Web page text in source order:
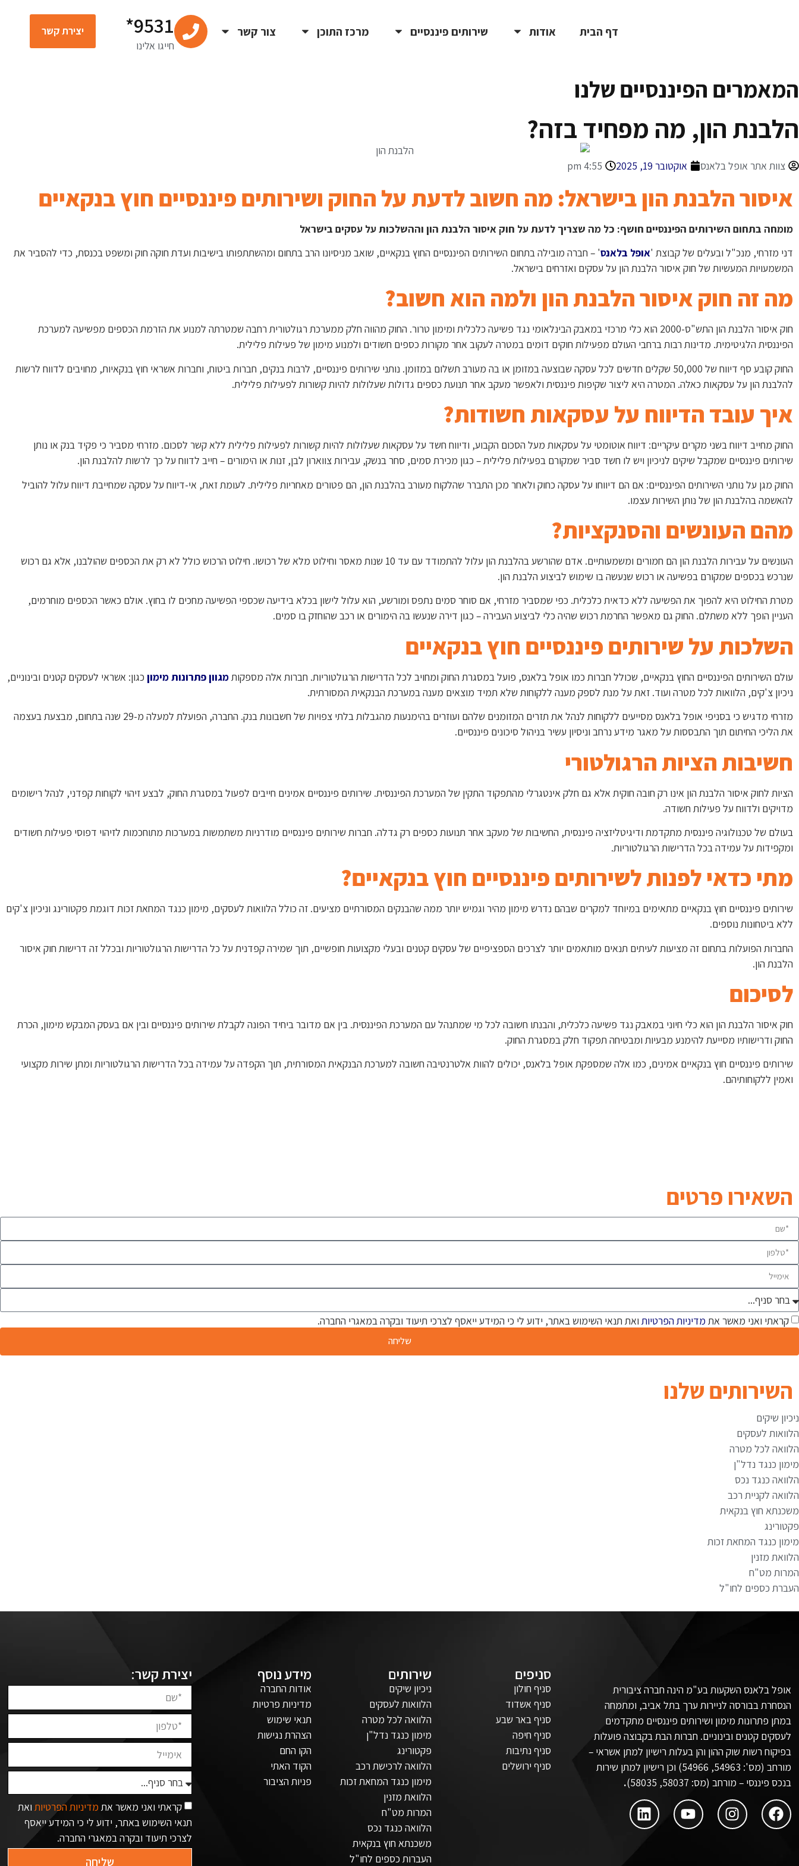
דף הבית אודות שירותים פיננסיים מרכז התוכן צור קשר 9531*
חייגו אלינו
יצירת קשר
המאמרים הפיננסיים שלנו
הלבנת הון, מה מפחיד בזה?
צוות אתר אופל בלאנס אוקטובר 19, 2025 4:55 pm
איסור הלבנת הון בישראל: מה חשוב לדעת על החוק ושירותים פיננסיים חוץ בנקאיים
מומחה בתחום השירותים הפיננסיים חושף: כל מה שצריך לדעת על חוק איסור הלבנת הון וההשלכות על עסקים בישראל
דני מזרחי, מנכ"ל ובעלים של קבוצת 'אופל בלאנס' – חברה מובילה בתחום השירותים הפיננסיים החוץ בנקאיים, שואב מניסיונו הרב בתחום ומהשתתפותו בישיבות ועדת חוקה חוק ומשפט בכנסת, כדי להסביר את
המשמעויות המעשיות של חוק איסור הלבנת הון על עסקים ואזרחים בישראל.
מה זה חוק איסור הלבנת הון ולמה הוא חשוב?
חוק איסור הלבנת הון התש"ס-2000 הוא כלי מרכזי במאבק הבינלאומי נגד פשיעה כלכלית ומימון טרור. החוק מהווה חלק ממערכת רגולטורית רחבה שמטרתה למנוע את הזרמת הכספים מפשיעה למערכת
הפיננסית הלגיטימית. מדינות רבות ברחבי העולם מפעילות חוקים דומים במטרה לעקוב אחר מקורות כספים חשודים ולמנוע מימון של פעילות פלילית.
החוק קובע סף דיווח של 50,000 שקלים חדשים לכל עסקה שבוצעה במזומן או בה מעורב תשלום במזומן. נותני שירותים פיננסיים, לרבות בנקים, חברות ביטוח, וחברות אשראי חוץ בנקאיות, מחויבים לדווח לרשות
להלבנת הון על עסקאות כאלה. המטרה היא ליצור שקיפות פיננסית ולאפשר מעקב אחר תנועת כספים גדולות שעלולות להיות קשורות לפעילות פלילית.
איך עובד הדיווח על עסקאות חשודות?
החוק מחייב דיווח בשני מקרים עיקריים: דיווח אוטומטי על עסקאות מעל הסכום הקבוע, ודיווח חשד על עסקאות שעלולות להיות קשורות לפעילות פלילית ללא קשר לסכום. מזרחי מסביר כי פקיד בנק או נותן
שירותים פיננסיים שמקבל שיקים לניכיון ויש לו חשד סביר שמקורם בפעילות פלילית – כגון מכירת סמים, סחר בנשק, עבירות צווארון לבן, זנות או הימורים – חייב לדווח על כך לרשות להלבנת הון.
החוק מגן על נותני השירותים הפיננסיים: אם הם דיווחו על עסקה כחוק ולאחר מכן התברר שהלקוח מעורב בהלבנת הון, הם פטורים מאחריות פלילית. לעומת זאת, אי-דיווח על עסקה שמחייבת דיווח עלול להוביל
להאשמה בהלבנת הון של נותן השירות עצמו.
מהם העונשים והסנקציות?
העונשים על עבירות הלבנת הון הם חמורים ומשמעותיים. אדם שהורשע בהלבנת הון עלול להתמודד עם עד 10 שנות מאסר וחילוט מלא של רכושו. חילוט הרכוש כולל לא רק את הכספים שהולבנו, אלא גם רכוש
שנרכש בכספים שמקורם בפשיעה או רכוש שנעשה בו שימוש לביצוע הלבנת הון.
מטרת החילוט היא להפוך את הפשיעה ללא כדאית כלכלית. כפי שמסביר מזרחי, אם סוחר סמים נתפס ומורשע, הוא עלול לישון בכלא בידיעה שכספי הפשיעה מחכים לו בחוץ. אולם כאשר הכספים מוחרמים,
העניין הופך ללא משתלם. החוק גם מאפשר החרמת רכוש שהיה כלי לביצוע העבירה – כגון דירה שנעשו בה הימורים או רכב שהוחזק בו סמים.
השלכות על שירותים פיננסיים חוץ בנקאיים
עולם השירותים הפיננסיים החוץ בנקאיים, שכולל חברות כמו אופל בלאנס, פועל במסגרת החוק ומחויב לכל הדרישות הרגולטוריות. חברות אלה מספקותמגוון פתרונות מימון כגון: אשראי לעסקים קטנים ובינוניים,
ניכיון צ'קים, הלוואות לכל מטרה ועוד. זאת על מנת לספק מענה ללקוחות שלא תמיד מוצאים מענה במערכת הבנקאית המסורתית.
מזרחי מדגיש כי בסניפי אופל בלאנס מסייעים ללקוחות לנהל את תזרים המזומנים שלהם ועוזרים בהימנעות מהגבלות בלתי צפויות של חשבונות בנק. החברה, הפועלת למעלה מ-29 שנה בתחום, מבצעת בעצמה
את הליכי החיתום תוך התבססות על מאגר מידע נרחב וניסיון עשיר בניהול סיכונים פיננסיים.
חשיבות הציות הרגולטורי
הציות לחוק איסור הלבנת הון אינו רק חובה חוקית אלא גם חלק אינטגרלי מהתפקוד התקין של המערכת הפיננסית. שירותים פיננסיים אמינים חייבים לפעול במסגרת החוק, לבצע זיהוי לקוחות קפדני, לנהל רישומים
מדויקים ולדווח על פעילות חשודה.
בעולם של טכנולוגיה פיננסית מתקדמת ודיגיטליזציה פיננסית, החשיבות של מעקב אחר תנועות כספים רק גדלה. חברות שירותים פיננסיים מודרניות משתמשות במערכות מתוחכמות לזיהוי דפוסי פעילות חשודים
ומקפידות על עמידה בכל הדרישות הרגולטוריות.
מתי כדאי לפנות לשירותים פיננסיים חוץ בנקאיים?
שירותים פיננסיים חוץ בנקאיים מתאימים במיוחד למקרים שבהם נדרש מימון מהיר וגמיש יותר ממה שהבנקים המסורתיים מציעים. זה כולל הלוואות לעסקים, מימון כנגד המחאת זכות דוגמת פקטורינג וניכיון צ'קים
ללא ביטחונות נוספים.
החברות הפועלות בתחום זה מציעות לעיתים תנאים מותאמים יותר לצרכים הספציפיים של עסקים קטנים ובעלי מקצועות חופשיים, תוך שמירה קפדנית על כל הדרישות הרגולטוריות ובכלל זה דרישות חוק איסור
הלבנת הון.
לסיכום
חוק איסור הלבנת הון הוא כלי חיוני במאבק נגד פשיעה כלכלית, והבנתו חשובה לכל מי שמתנהל עם המערכת הפיננסית. בין אם מדובר ביחיד הפונה לקבלת שירותים פיננסיים ובין אם בעסק המבקש מימון, הכרת
החוק ודרישותיו מסייעת להימנע מבעיות ומבטיחה תפקוד חלק במסגרת החוק.
שירותים פיננסיים חוץ בנקאיים אמינים, כמו אלה שמספקת אופל בלאנס, יכולים להוות אלטרנטיבה חשובה למערכת הבנקאית המסורתית, תוך הקפדה על עמידה בכל הדרישות הרגולטוריות ומתן שירות מקצועי
ואמין ללקוחותיהם.
השאירו פרטים
קראתי ואני מאשר את מדיניות הפרטיות ואת תנאי השימוש באתר, ידוע לי כי המידע ייאסף לצרכי תיעוד ובקרה במאגרי החברה.
שליחה
השירותים שלנו
ניכיון שיקים
הלוואות לעסקים
הלוואה לכל מטרה
מימון כנגד נדל"ן
הלוואה כנגד נכס
הלוואה לקניית רכב
משכנתא חוץ בנקאית
פקטורינג
מימון כנגד המחאת זכות
הלוואת מזנין
המרות מט"ח
העברת כספים לחו"ל
אופל בלאנס השקעות בע"מ הינה חברה ציבורית
הנסחרת בבורסה לניירות ערך בתל אביב, ומתמחה
במתן פתרונות מימון ושירותים פיננסיים מתקדמים
לעסקים קטנים ובינוניים. חברות הבת בקבוצה פועלות
בפיקוח רשות שוק ההון והן בעלות רישיון למתן אשראי –
מורחב (מס': 54963, 54966) וכן רישיון למתן שירות
בנכס פיננסי – מורחב (מס: 58037, 58035)
.
סניפים
סניף חולון
סניף אשדוד
סניף באר שבע
סניף חיפה
סניף נתיבות
סניף ירושלים
שירותים
ניכיון שיקים
הלוואות לעסקים
הלוואה לכל מטרה
מימון כנגד נדל"ן
פקטורינג
הלוואה לרכישת רכב
מימון כנגד המחאת זכות
הלוואת מזנין
המרות מט"ח
הלוואה כנגד נכס
משכנתא חוץ בנקאית
העברות כספים לחו"ל
מידע נוסף
אודות החברה
מדיניות פרטיות
תנאי שימוש
הצהרת נגישות
הקו החם
הקוד האתי
פניות הציבור
יצירת קשר:
קראתי ואני מאשר את מדיניות הפרטיות ואת
תנאי השימוש באתר, ידוע לי כי המידע ייאסף
לצרכי תיעוד ובקרה במאגרי החברה.
שליחה